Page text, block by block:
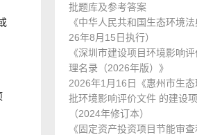
批题库及参考答案
《中华人民共和国生态环境
26年8月15日执行）
《深圳市建设项目环境影响
理名录（2026年版）》
2026年1月16日《惠州市生态
批环境影响评价文件 的建设项
（2024年修订本）
《固定资产投资项目节能审